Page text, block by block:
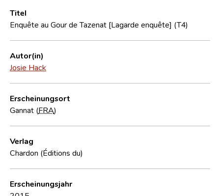
Häufige Fragen und Antworten
CNL
Forschungsgruppe
Kontakt
Titel
Enquête au Gour de Tazenat [Lagarde enquête] (T4)
Autor(in)
Josie Hack
Erscheinungsort
Gannat (FRA)
Verlag
Chardon (Éditions du)
Erscheinungsjahr